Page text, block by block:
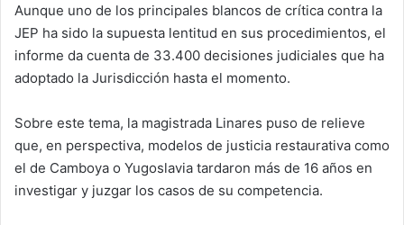
Aunque uno de los principales blancos de crítica contra la
JEP ha sido la supuesta lentitud en sus procedimientos, el
informe da cuenta de 33.400 decisiones judiciales que ha
adoptado la Jurisdicción hasta el momento.
Sobre este tema, la magistrada Linares puso de relieve
que, en perspectiva, modelos de justicia restaurativa como
el de Camboya o Yugoslavia tardaron más de 16 años en
investigar y juzgar los casos de su competencia.